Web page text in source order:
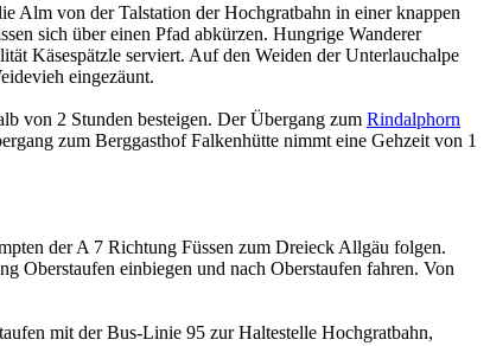
Alm von der Talstation der Hochgratbahn in einer knappen
sich über einen Pfad abkürzen. Hungrige Wanderer
Käsespätzle serviert. Auf den Weiden der Unterlauchalpe
eingezäunt.
von 2 Stunden besteigen. Der Übergang zum Rindalphorn
zum Berggasthof Falkenhütte nimmt eine Gehzeit von 1
der A 7 Richtung Füssen zum Dreieck Allgäu folgen.
Oberstaufen einbiegen und nach Oberstaufen fahren. Von
mit der Bus-Linie 95 zur Haltestelle Hochgratbahn,